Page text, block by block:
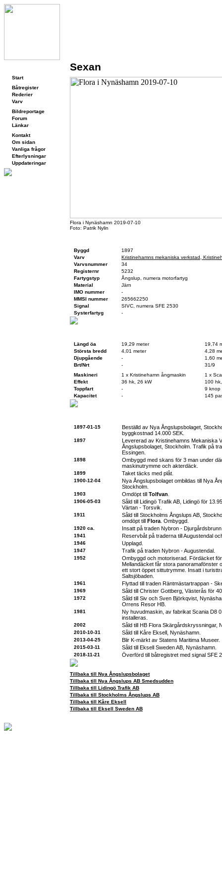
Start
Båtregister
Rederier
Varv
Bildreportage
Forum
Länkar
Kontakt
Om sidan
Vanliga frågor
Efterlysningar
Uppdateringar
Sexan
Flora i Nynäshamn 2019-07-10
Foto: Patrik Nylin
Byggd
1897
Varv
Kristinehamns mekaniska verkstad,
Varvsnummer
34
Registernr
5232
Fartygstyp
Ångslup, numera motorfartyg
Material
Järn
IMO nummer
-
MMSI nummer
265662250
Signal
SIVC, numera SFE 2530
Systerfartyg
-
Längd öa
19,29 meter
19,74
Största bredd
4,01 meter
4,28
Djupgående
-
1,60
Brt/Nrt
-
31/9
Maskineri
1 x Kristinehamn ångmaskin
1 x
Effekt
36 hk, 26 kW
100
Toppfart
-
9 knop
Kapacitet
- 145
1897-01-15
Beställd av Nya Ångslupsbolaget,
byggkostnad 14.000 SEK.
1897
Levererad av Kristinehamns Mekaniska
Ångslupsbolaget, Stockholm. Trafik på
Essingen.
1898
Ombyggd med skans för 3 man under
maskinutrymme och akterdäck.
1899 Taket täcks med plåt.
1900-12-04
Nya Ångslupsbolaget ombildas till Nya
Stockholm.
1903 Omdöpt till Tolfvan
1906-05-03
Såld till Lidingö Trafik AB, Lidingö för
Värtan - Torsvik.
1911
Såld till Stockholms Ångslups AB,
omdöpt till Flora . Ombyggd.
1920 ca. Insatt på traden Nybron -
1941 Reservbåt på traderna till Augustendal
1946 Upplagd.
1947 Trafik på traden Nybron - Augustendal.
1952
Ombyggd och motoriserad. Fördäcket
Mellandäcket får stora panoramafönster
ett stort öppet sittutrymme. Insatt i
Saltsjöbaden.
1961 Flyttad till traden Räntmästartrappan -
1969 Såld till Christer Gottberg, Västerås för
1972
Såld till Siv och Sven Björkqvist,
Orrens Resor HB.
1981
Ny huvudmaskin, av fabrikat Scania D8
installeras.
2002 Såld till HB Flora Skärgårdskryssningar,
2010-10-31 Såld till Kåre Eksell, Nynäshamn.
2013-04-25 Blir K-märkt av Statens Maritima Museer.
2015-03-11 Såld till Eksell Sweden AB, Nynäshamn.
2018-11-21 Överförd till båtregistret med signal SFE
Tillbaka till Nya Ångslupsbolaget
Tillbaka till Nya Ångslups AB Smedsudden
Tillbaka till Lidingö Trafik AB
Tillbaka till Stockholms Ångslups AB
Tillbaka till Kåre Eksell
Tillbaka till Eksell Sweden AB